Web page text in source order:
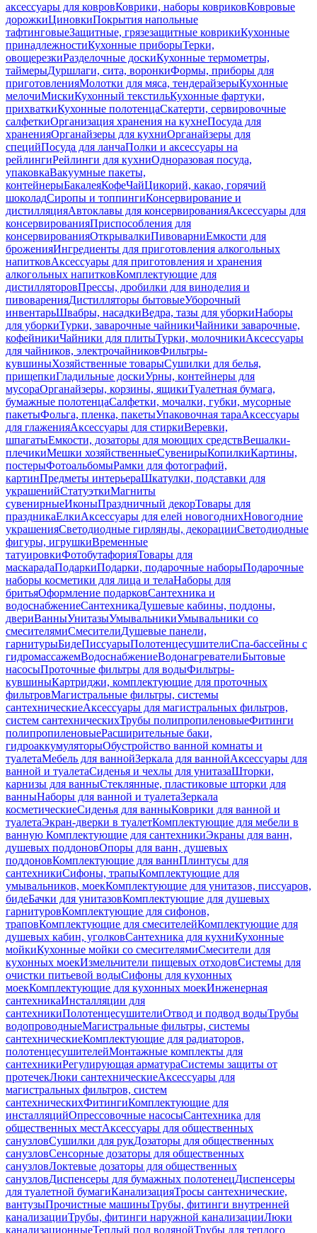
аксессуары для ковровКоврики, наборы ковриковКовровые
дорожкиЦиновкиПокрытия напольные
тафтинговыеЗащитные, грязезащитные коврикиКухонные
принадлежностиКухонные приборыТерки,
овощерезкиРазделочные доскиКухонные термометры,
таймерыДуршлаги, сита, воронкиФормы, приборы для
приготовленияМолотки для мяса, тендерайзерыКухонные
мелочиМискиКухонный текстильКухонные фартуки,
прихваткиКухонные полотенцаСкатерти, сервировочные
салфеткиОрганизация хранения на кухнеПосуда для
храненияОрганайзеры для кухниОрганайзеры для
специйПосуда для ланчаПолки и аксессуары на
рейлингиРейлинги для кухниОдноразовая посуда,
упаковкаВакуумные пакеты,
контейнерыБакалеяКофеЧайЦикорий, какао, горячий
шоколадСиропы и топпингиКонсервирование и
дистилляцияАвтоклавы для консервированияАксессуары для
консервированияПриспособления для
консервированияОткрывалкиПивоварниЕмкости для
броженияИнгредиенты для приготовления алкогольных
напитковАксессуары для приготовления и хранения
алкогольных напитковКомплектующие для
дистилляторовПрессы, дробилки для виноделия и
пивоваренияДистилляторы бытовыеУборочный
инвентарьШвабры, насадкиВедра, тазы для уборкиНаборы
для уборкиТурки, заварочные чайникиЧайники заварочные,
кофейникиЧайники для плитыТурки, молочникиАксессуары
для чайников, электрочайниковФильтры-
кувшиныХозяйственные товарыСушилки для белья,
прищепкиГладильные доскиУрны, контейнеры для
мусораОрганайзеры, корзины, ящикиТуалетная бумага,
бумажные полотенцаСалфетки, мочалки, губки, мусорные
пакетыФольга, пленка, пакетыУпаковочная тараАксессуары
для глаженияАксессуары для стиркиВеревки,
шпагатыЕмкости, дозаторы для моющих средствВешалки-
плечикиМешки хозяйственныеСувенирыКопилкиКартины,
постерыФотоальбомыРамки для фотографий,
картинПредметы интерьераШкатулки, подставки для
украшенийСтатуэткиМагниты
сувенирныеИконыПраздничный декорТовары для
праздникаЕлкиАксессуары для елей новогоднихНовогодние
украшенияСветодиодные гирлянды, декорацииСветодиодные
фигуры, игрушкиВременные
татуировкиФотобутафорияТовары для
маскарадаПодаркиПодарки, подарочные наборыПодарочные
наборы косметики для лица и телаНаборы для
бритьяОформление подарковСантехника и
водоснабжениеСантехникаДушевые кабины, поддоны,
двериВанныУнитазыУмывальникиУмывальники со
смесителямиСмесителиДушевые панели,
гарнитурыБидеПиссуарыПолотенцесушителиСпа-бассейны с
гидромассажемВодоснабжениеВодонагревателиБытовые
насосыПроточные фильтры для водыФильтры-
кувшиныКартриджи, комплектующие для проточных
фильтровМагистральные фильтры, системы
сантехническиеАксессуары для магистральных фильтров,
систем сантехническихТрубы полипропиленовыеФитинги
полипропиленовыеРасширительные баки,
гидроаккумуляторыОбустройство ванной комнаты и
туалетаМебель для ваннойЗеркала для ваннойАксессуары для
ванной и туалетаСиденья и чехлы для унитазаШторки,
карнизы для ванныСтеклянные, пластиковые шторки для
ванныНаборы для ванной и туалетаЗеркала
косметическиеСиденья для ванныКоврики для ванной и
туалетаЭкран-дверки в туалетКомплектующие для мебели в
ванную Комплектующие для сантехникиЭкраны для ванн,
душевых поддоновОпоры для ванн, душевых
поддоновКомплектующие для ваннПлинтусы для
сантехникиСифоны, трапыКомплектующие для
умывальников, моекКомплектующие для унитазов, писсуаров,
бидеБачки для унитазовКомплектующие для душевых
гарнитуровКомплектующие для сифонов,
траповКомплектующие для смесителейКомплектующие для
душевых кабин, уголковСантехника для кухниКухонные
мойкиКухонные мойки со смесителямиСмесители для
кухонных моекИзмельчители пищевых отходовСистемы для
очистки питьевой водыСифоны для кухонных
моекКомплектующие для кухонных моекИнженерная
сантехникаИнсталляции для
сантехникиПолотенцесушителиОтвод и подвод водыТрубы
водопроводныеМагистральные фильтры, системы
сантехническиеКомплектующие для радиаторов,
полотенцесушителейМонтажные комплекты для
сантехникиРегулирующая арматураСистемы защиты от
протечекЛюки сантехническиеАксессуары для
магистральных фильтров, систем
сантехническихФитингиКомплектующие для
инсталляцийОпрессовочные насосыСантехника для
общественных местАксессуары для общественных
санузловСушилки для рукДозаторы для общественных
санузловСенсорные дозаторы для общественных
санузловЛоктевые дозаторы для общественных
санузловДиспенсеры для бумажных полотенецДиспенсеры
для туалетной бумагиКанализацияТросы сантехнические,
вантузыПрочистные машиныТрубы, фитинги внутренней
канализацииТрубы, фитинги наружной канализацииЛюки
канализационныеТеплый пол водянойТрубы для теплого